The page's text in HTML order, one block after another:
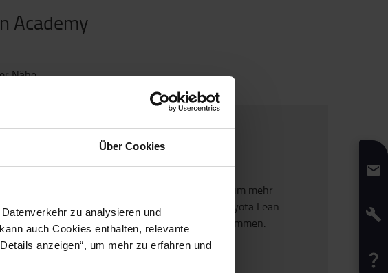
Über Cookies
zu analysieren und
auch Cookies enthalten, relevante
anzeigen“, um mehr zu erfahren und
Academy
Nähe
Unser Netzwerk
Klicken Sie auf die Karte um mehr
Informationen unserer Toyota Lean
Academy Berater zu bekommen.